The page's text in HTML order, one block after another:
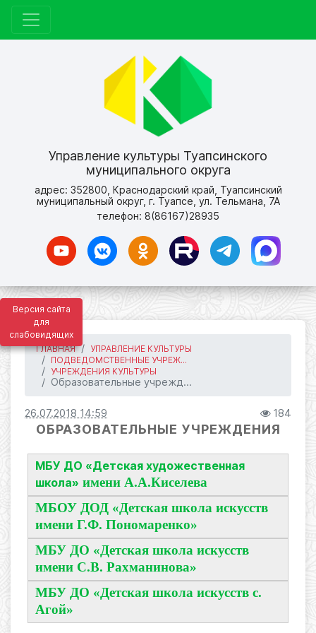
Версия сайта
для
слабовидящих
Управление культуры Туапсинского
муниципального округа
адрес: 352800, Краснодарский край, Туапсинский
муниципальный округ, г. Туапсе, ул. Тельмана, 7А
телефон: 8(86167)28935
ГЛАВНАЯ
УПРАВЛЕНИЕ КУЛЬТУРЫ
ПОДВЕДОМСТВЕННЫЕ УЧРЕЖ...
УЧРЕЖДЕНИЯ КУЛЬТУРЫ
Образовательные учрежд...
26.07.2018 14:59 184
ОБРАЗОВАТЕЛЬНЫЕ УЧРЕЖДЕНИЯ
МБУ ДО «Детская художественная
школа» имени А.А.Киселева
МБОУ ДОД «Детская школа искусств
имени Г.Ф. Пономаренко»
МБУ ДО «Детская школа искусств
имени С.В. Рахманинова»
МБУ ДО «Детская школа искусств с.
Агой»